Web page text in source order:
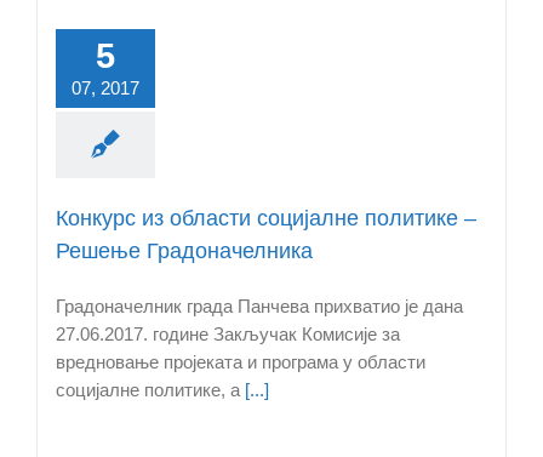
5
07, 2017
Конкурс из области социјалне политике –
Решење Градоначелника
Градоначелник града Панчева прихватио је дана
27.06.2017. године Закључак Комисије за
вредновање пројеката и програма у области
социјалне политике, а [...]